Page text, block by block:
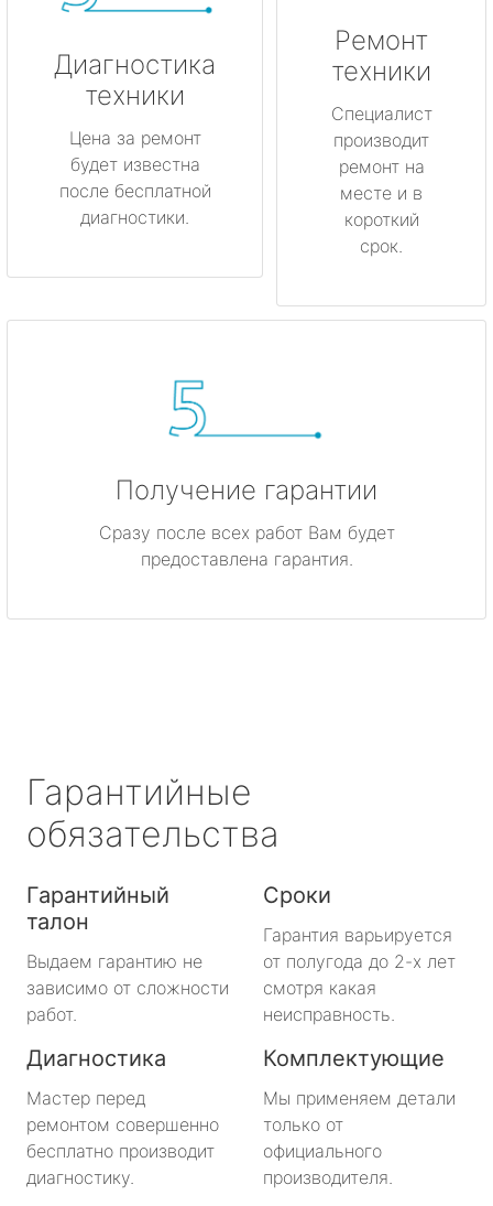
Диагностика
техники
Цена за ремонт
будет известна
после бесплатной
диагностики.
Ремонт
техники
Специалист
производит
ремонт на
месте и в
короткий
срок.
Получение гарантии
Сразу после всех работ Вам будет
предоставлена гарантия.
Гарантийные
обязательства
Гарантийный
талон
Выдаем гарантию не
зависимо от сложности
работ.
Сроки
Гарантия варьируется
от полугода до 2-х лет
смотря какая
неисправность.
Диагностика
Мастер перед
ремонтом совершенно
бесплатно производит
диагностику.
Комплектующие
Мы применяем детали
только от
официального
производителя.